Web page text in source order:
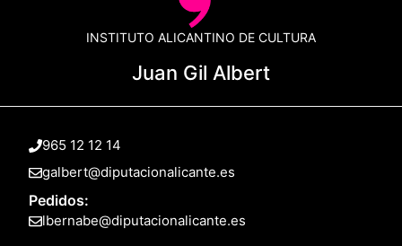
INSTITUTO ALICANTINO DE CULTURA
Juan Gil Albert
965 12 12 14
galbert@diputacionalicante.es
Pedidos:
lbernabe@diputacionalicante.es